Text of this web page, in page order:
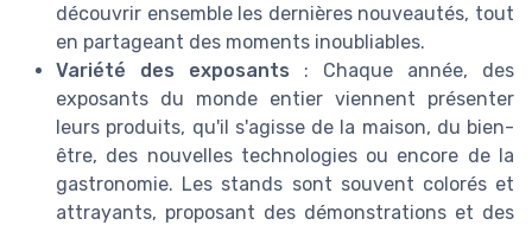
découvrir ensemble les dernières nouveautés, tout
en partageant des moments inoubliables.
Variété des exposants : Chaque année, des
exposants du monde entier viennent présenter
leurs produits, qu'il s'agisse de la maison, du bien-
être, des nouvelles technologies ou encore de la
gastronomie. Les stands sont souvent colorés et
attrayants, proposant des démonstrations et des